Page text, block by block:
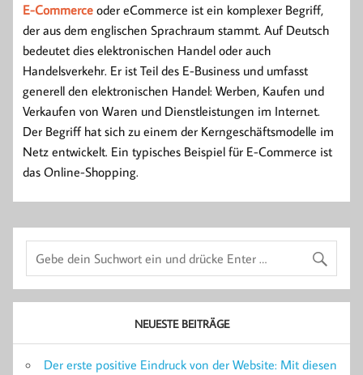
E-Commerce oder eCommerce ist ein komplexer Begriff,
der aus dem englischen Sprachraum stammt. Auf Deutsch
bedeutet dies elektronischen Handel oder auch
Handelsverkehr. Er ist Teil des E-Business und umfasst
generell den elektronischen Handel: Werben, Kaufen und
Verkaufen von Waren und Dienstleistungen im Internet.
Der Begriff hat sich zu einem der Kerngeschäftsmodelle im
Netz entwickelt. Ein typisches Beispiel für E-Commerce ist
das Online-Shopping.
NEUESTE BEITRÄGE
Der erste positive Eindruck von der Website: Mit diesen